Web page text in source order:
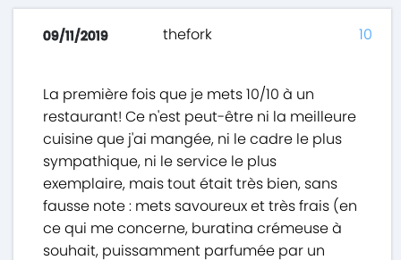
09/11/2019 thefork
La première fois que je mets 10/10 à un
restaurant! Ce n'est peut-être ni la meilleure
cuisine que j'ai mangée, ni le cadre le plus
sympathique, ni le service le plus
exemplaire, mais tout était très bien, sans
fausse note : mets savoureux et très frais (en
ce qui me concerne, buratina crémeuse à
souhait, puissamment parfumée par un
10